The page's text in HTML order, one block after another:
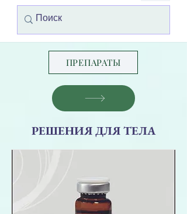
ПРЕПАРАТЫ
РЕШЕНИЯ ДЛЯ ТЕЛА